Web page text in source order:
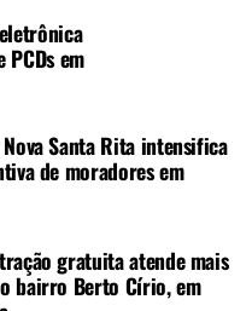
em
Santa Rita intensifica
de moradores em
gratuita atende mais
bairro Berto Círio, em